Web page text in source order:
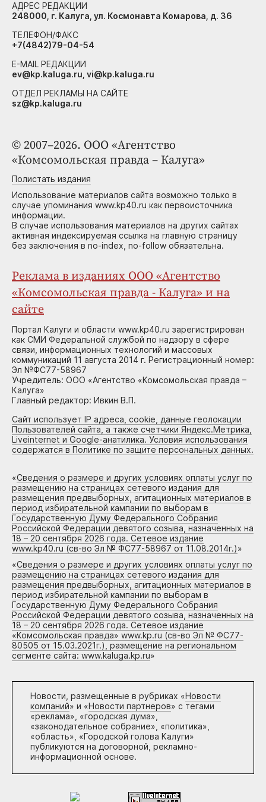
© 2007–2026. ООО «Агентство
«Комсомольская правда – Калуга»
Полистать издания
Использование материалов сайта возможно только в
случае упоминания www.kp40.ru как первоисточника
информации.
В случае использования материалов на других сайтах
активная индексируемая ссылка на главную страницу
без заключения в no-index, no-follow обязательна.
Реклама в изданиях ООО «Агентство
«Комсомольская правда - Калуга» и на
сайте
Портал Калуги и области www.kp40.ru зарегистрирован
как СМИ Федеральной службой по надзору в сфере
связи, информационных технологий и массовых
коммуникаций 11 августа 2014 г. Регистрационный номер:
Эл №ФС77-58967
Учредитель: ООО «Агентство «Комсомольская правда –
Калуга»
Главный редактор: Ивкин В.П.
Сайт использует IP адреса, cookie, данные геолокации
Пользователей сайта, а также счетчики Яндекс.Метрика,
Liveinternet и Google-анатилика. Условия использования
содержатся в Политике по защите персональных данных.
«Сведения о размере и других условиях оплаты услуг по
размещению на страницах сетевого издания для
размещения предвыборных, агитационных материалов в
период избирательной кампании по выборам в
Государственную Думу Федерального Собрания
Российской Федерации девятого созыва, назначенных на
18 – 20 сентября 2026 года. Сетевое издание
www.kp40.ru (св-во Эл № ФС77-58967 от 11.08.2014г.)»
«Сведения о размере и других условиях оплаты услуг по
размещению на страницах сетевого издания для
размещения предвыборных, агитационных материалов в
период избирательной кампании по выборам в
Государственную Думу Федерального Собрания
Российской Федерации девятого созыва, назначенных на
18 – 20 сентября 2026 года. Сетевое издание
«Комсомольская правда» www.kp.ru (св-во Эл № ФС77-
80505 от 15.03.2021г.), размещение на региональном
сегменте сайта: www.kaluga.kp.ru»
Новости, размещенные в рубриках «Новости
компаний» и «Новости партнеров» с тегами
«реклама», «городская дума»,
«законодательное собрание», «политика»,
«область», «Городской голова Калуги»
публикуются на договорной, рекламно-
информационной основе.
АДРЕС РЕДАКЦИИ
248000, г. Калуга, ул. Космонавта Комарова, д. 36
ТЕЛЕФОН/ФАКС
+7(4842)79-04-54
E-MAIL РЕДАКЦИИ
ev@kp.kaluga.ru, vi@kp.kaluga.ru
ОТДЕЛ РЕКЛАМЫ НА САЙТЕ
sz@kp.kaluga.ru